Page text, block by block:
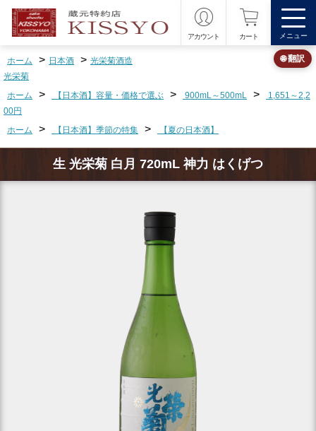
アカウント カート メニュー
ホーム > 日本酒 > 光栄菊酒造
光栄菊
ホーム
> 【日本酒】容量・価格で選ぶ > 900mL～500mL >
1,651～2,2
00円
ホーム
> 【日本酒】季節の特集 > 【夏の日本酒】
生 光栄菊 白月 720mL 神力 はくげつ
🌐 翻訳